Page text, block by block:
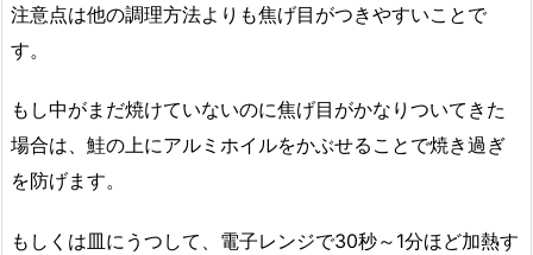
注意点は他の調理方法よりも焦げ目がつきやすいことで
す。
もし中がまだ焼けていないのに焦げ目がかなりついてきた
場合は、鮭の上にアルミホイルをかぶせることで焼き過ぎ
を防げます。
もしくは皿にうつして、電子レンジで30秒～1分ほど加熱す